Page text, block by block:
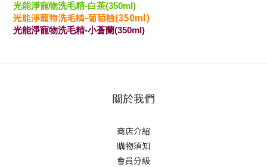
光能淨寵物洗毛精-白茶(350ml)
光能淨寵物洗毛精-葡萄柚(350ml)
光能淨寵物洗毛精-小蒼蘭(350ml)
關於我們
商店介紹
購物須知
會員分級